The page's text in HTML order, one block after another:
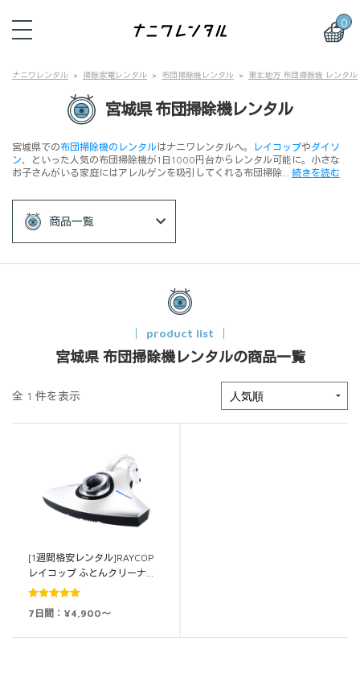
0
ナニワレンタル 掃除家電レンタル 布団掃除機レンタル 東北地方 布団掃除機 レンタル
宮城県 布団掃除機レンタル
宮城県での布団掃除機のレンタルはナニワレンタルへ。 レイコップやダイソ
ン、といった人気の布団掃除機が1日1000円台からレンタル可能に。小さな
お子さんがいる家庭にはアレルゲンを吸引してくれる布団掃除… 続きを読む
商品一覧
product list
宮城県 布団掃除機レンタルの商品一覧
全 1 件を表示
[1週間格安レンタル]RAYCOP
レイコップ ふとんクリーナ…
5段階中
7日間：¥4,900～